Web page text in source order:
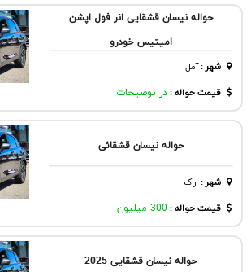
حواله نیسان قشقایی انر فول اپشن
امیتیس خودرو
شهر:آمل
قیمت حواله :در توضیحات
حواله نیسان قشقائی
شهر: اراک
قیمت حواله : 300 میلیون
حواله نیسان قشقایی 2025